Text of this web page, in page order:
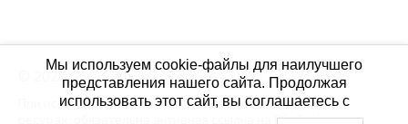
© 2026 СБОЙ.РФ
При использовании данных мониторинга на своих
ресурах, обязательна активная ссылка на Сбой.рф
Мы используем cookie-файлы для наилучшего
представления нашего сайта. Продолжая
использовать этот сайт, вы соглашаетесь с